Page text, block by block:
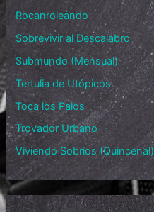
Rocanroleando
Sobrevivir al Descalabro
Submundo (Mensual)
Tertulia de Utópicos
Toca los Palos
Trovador Urbano
Viviendo Sobrios (Quincenal)